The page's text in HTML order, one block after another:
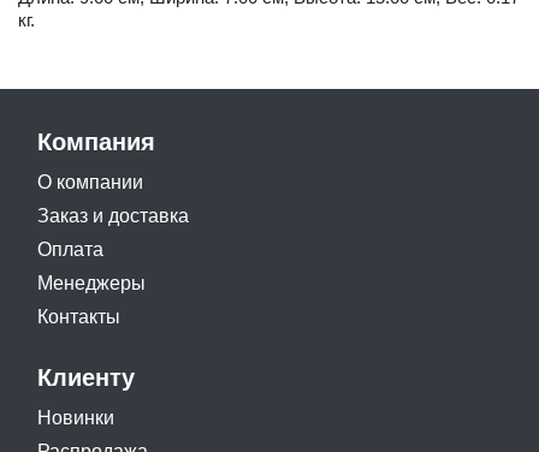
кг.
Компания
О компании
Заказ и доставка
Оплата
Менеджеры
Контакты
Клиенту
Новинки